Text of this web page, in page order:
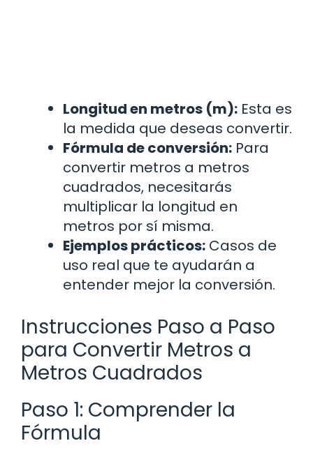
Longitud en metros (m): Esta es
la medida que deseas convertir.
Fórmula de conversión: Para
convertir metros a metros
cuadrados, necesitarás
multiplicar la longitud en
metros por sí misma.
Ejemplos prácticos: Casos de
uso real que te ayudarán a
entender mejor la conversión.
Instrucciones Paso a Paso
para Convertir Metros a
Metros Cuadrados
Paso 1: Comprender la
Fórmula